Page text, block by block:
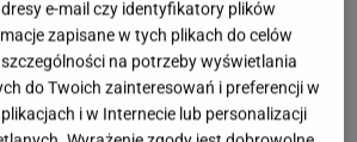
jaką minę miał
wtorkowych godzinach
e-mail czy identyfikatory plików
zapisane w tych plikach do celów
na potrzeby wyświetlania
do Twoich zainteresowań i preferencji w
i w Internecie lub personalizacji